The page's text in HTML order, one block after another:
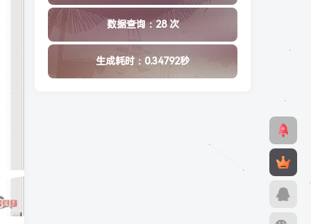
数据查询：28 次
生成耗时：0.34792秒